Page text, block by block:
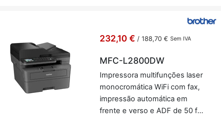
232,10 € / 188,70 € Sem IVA
MFC-L2800DW
Im­pres­sora mul­ti­fun­ções laser
mo­no­cro­má­tica WiFi com fax,
im­pressão au­to­má­tica em
frente e verso e ADF de 50 fo­